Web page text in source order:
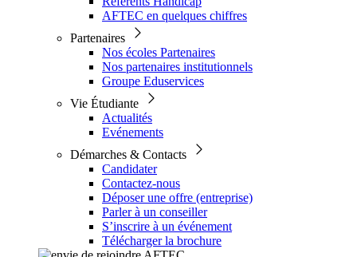
AFTEC en quelques chiffres
Partenaires
Nos écoles Partenaires
Nos partenaires institutionnels
Groupe Eduservices
Vie Étudiante
Actualités
Evénements
Démarches & Contacts
Candidater
Contactez-nous
Déposer une offre (entreprise)
Parler à un conseiller
S’inscrire à un événement
Télécharger la brochure